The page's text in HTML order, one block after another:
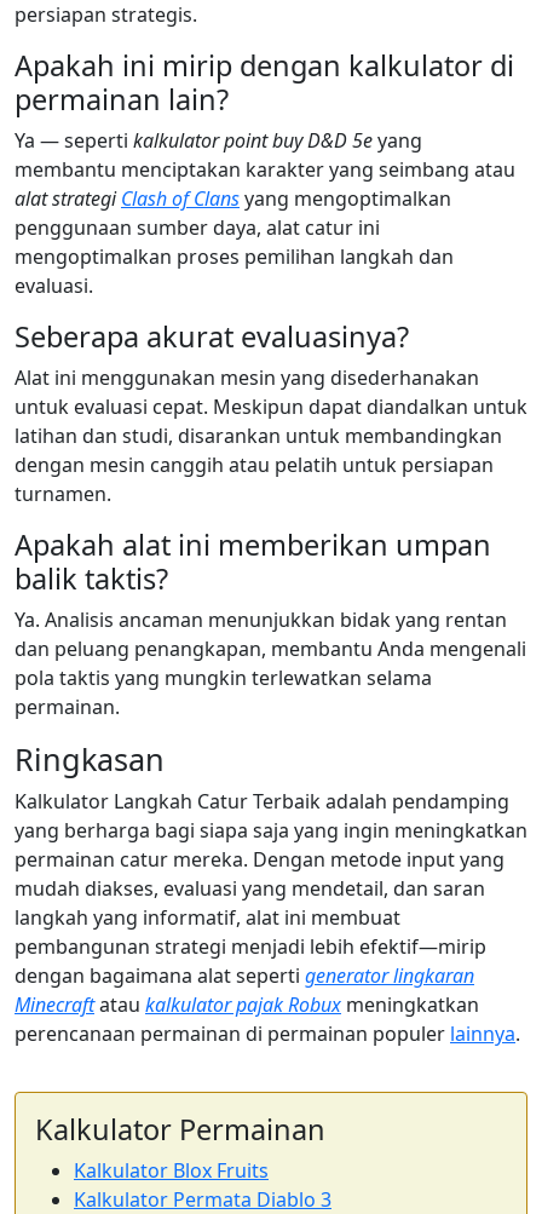
persiapan strategis.
Apakah ini mirip dengan kalkulator di
permainan lain?
Ya — seperti kalkulator point buy D&D 5eyang
membantu menciptakan karakter yang seimbang atau
alat strategiClash of Clansyang mengoptimalkan
penggunaan sumber daya, alat catur ini
mengoptimalkan proses pemilihan langkah dan
evaluasi.
Seberapa akurat evaluasinya?
Alat ini menggunakan mesin yang disederhanakan
untuk evaluasi cepat. Meskipun dapat diandalkan untuk
latihan dan studi, disarankan untuk membandingkan
dengan mesin canggih atau pelatih untuk persiapan
turnamen.
Apakah alat ini memberikan umpan
balik taktis?
Ya. Analisis ancaman menunjukkan bidak yang rentan
dan peluang penangkapan, membantu Anda mengenali
pola taktis yang mungkin terlewatkan selama
permainan.
Ringkasan
Kalkulator Langkah Catur Terbaik adalah pendamping
yang berharga bagi siapa saja yang ingin meningkatkan
permainan catur mereka. Dengan metode input yang
mudah diakses, evaluasi yang mendetail, dan saran
langkah yang informatif, alat ini membuat
pembangunan strategi menjadi lebih efektif—mirip
dengan bagaimana alat seperti generator lingkaran
Minecraftatau kalkulator pajak Robux meningkatkan
perencanaan permainan di permainan populer lainnya.
Kalkulator Permainan
Kalkulator Blox Fruits
Kalkulator Permata Diablo 3